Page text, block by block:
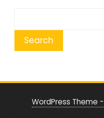
WordPress Theme